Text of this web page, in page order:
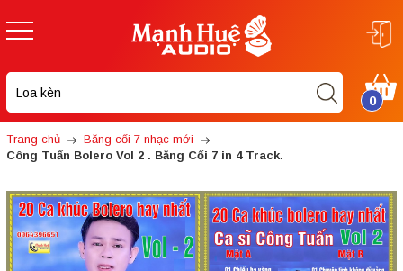
0
Trang chủ
Băng cối 7 nhạc mới
Công Tuấn Bolero Vol 2 . Băng Cối 7 in 4 Track.